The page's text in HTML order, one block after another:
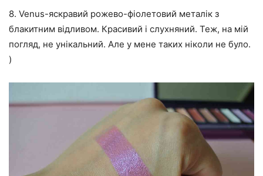
8. Venus-яскравий рожево-фіолетовий металік з
блакитним відливом. Красивий і слухняний. Теж, на мій
погляд, не унікальний. Але у мене таких ніколи не було.
)